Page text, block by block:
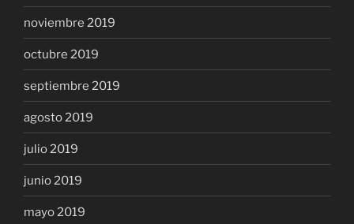
noviembre 2019
octubre 2019
septiembre 2019
agosto 2019
julio 2019
junio 2019
mayo 2019